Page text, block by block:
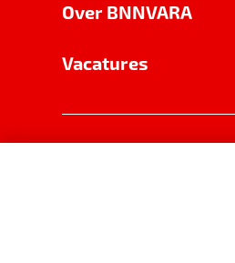
Over BNNVARA
Vacatures
Cookie-